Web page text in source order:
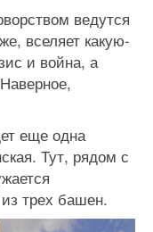
ведутся
вселяет какую-
и война, а
еще одна
Тут, рядом с
трех башен.